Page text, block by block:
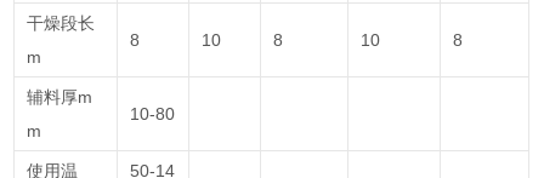
干燥段长
m
8 10 8 10 8
辅料厚m
m
10-80
使用温
50-14